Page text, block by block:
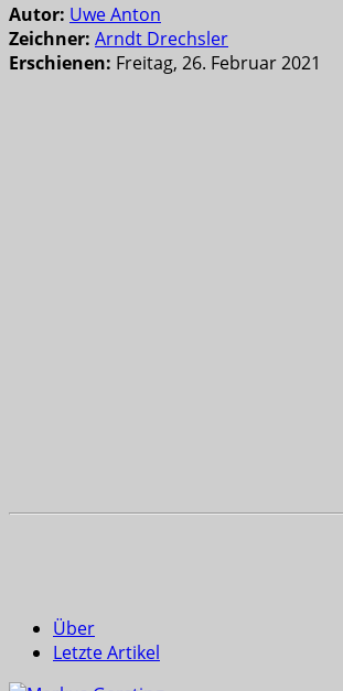
Autor: Uwe Anton
Zeichner: Arndt Drechsler
Erschienen: Freitag, 26. Februar 2021
Über
Letzte Artikel